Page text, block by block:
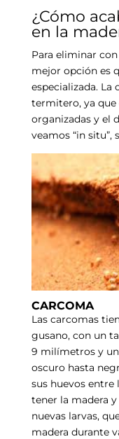
¿Cómo
en la
Para eliminar
mejor opción es
especializada. La
termitero, ya que
organizadas y el
veamos “in situ”,
CARCOMA
Las carcomas
gusano, con un
9 milímetros y
oscuro hasta
sus huevos entre
tener la madera
nuevas larvas,
madera durante